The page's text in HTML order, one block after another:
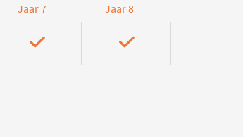
Jaar 7 Jaar 8